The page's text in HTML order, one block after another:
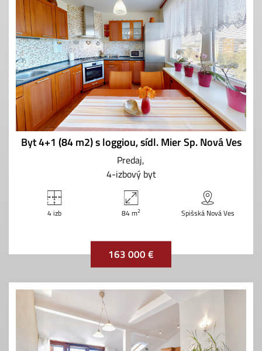
Byt 4+1 (84 m2) s loggiou, sídl. Mier Sp. Nová Ves
Predaj
4-izbový byt
4 izb 84 m2 Spišská Nová Ves
163 000 €